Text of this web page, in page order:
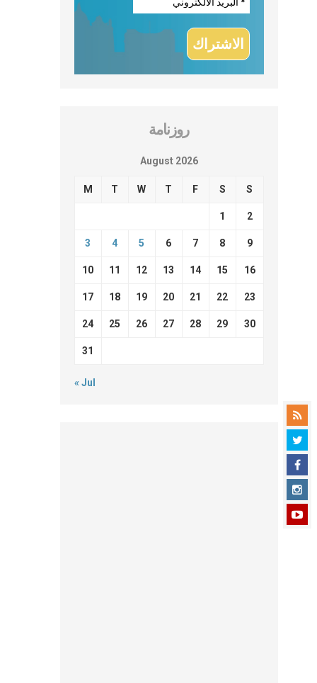
روزنامة
August 2026
M T W T F S S
1 2
3 4 5 6 7 8 9
10 11 12 13 14 15 16
17 18 19 20 21 22 23
24 25 26 27 28 29 30
31
« Jul